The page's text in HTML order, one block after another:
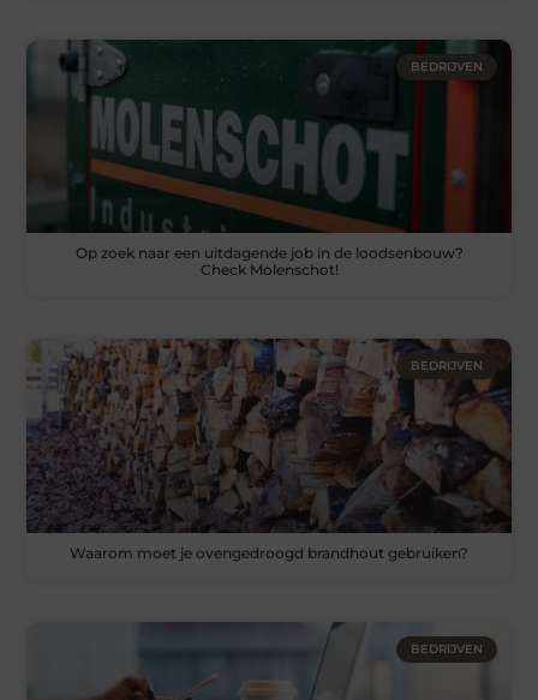
BEDRIJVEN
Op zoek naar een uitdagende job in de loodsenbouw?
Check Molenschot!
BEDRIJVEN
Waarom moet je ovengedroogd brandhout gebruiken?
BEDRIJVEN